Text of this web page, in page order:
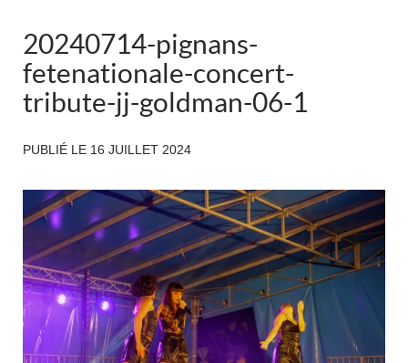
20240714-pignans-
fetenationale-concert-
tribute-jj-goldman-06-1
PUBLIÉ LE 16 JUILLET 2024